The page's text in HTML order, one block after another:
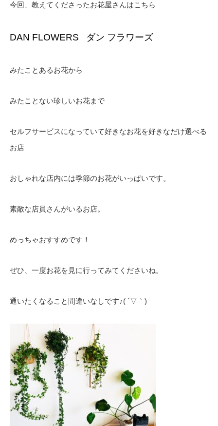
今回、教えてくださったお花屋さんはこちら
DAN FLOWERS ダン フラワーズ
みたことあるお花から
みたことない珍しいお花まで
セルフサービスになっていて好きなお花を好きなだけ選べる
お店
おしゃれな店内には季節のお花がいっぱいです。
素敵な店員さんがいるお店。
めっちゃおすすめです！
ぜひ、一度お花を見に行ってみてくださいね。
通いたくなること間違いなしです♪( ´▽｀)